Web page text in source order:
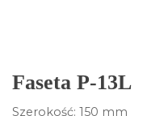
Faseta P-13L
Szerokość: 150 mm